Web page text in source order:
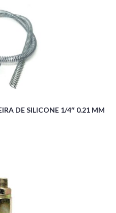
DE SILICONE 1/4″ 0.21 MM